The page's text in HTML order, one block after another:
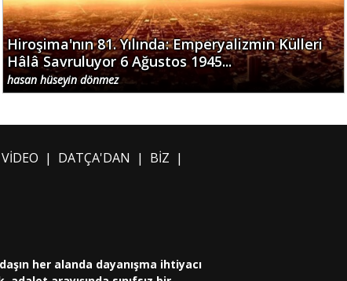
Hiroşima'nın 81. Yılında: Emperyalizmin Külleri
Hâlâ Savruluyor 6 Ağustos 1945...
hasan hüseyin dönmez
VİDEO | DATÇA'DAN | BİZ |
her alanda dayanışma ihtiyacı